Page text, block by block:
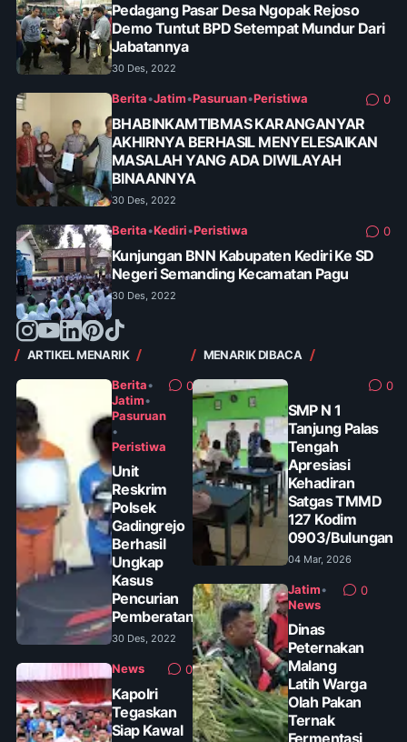
Pedagang Pasar Desa Ngopak Rejoso
Demo Tuntut BPD Setempat Mundur Dari
Jabatannya
30 Des, 2022
Berita•Jatim•Pasuruan•Peristiwa 0
BHABINKAMTIBMAS KARANGANYAR
AKHIRNYA BERHASIL MENYELESAIKAN
MASALAH YANG ADA DIWILAYAH
BINAANNYA
30 Des, 2022
Berita•Kediri•Peristiwa 0
Kunjungan BNN Kabupaten Kediri Ke SD
Negeri Semanding Kecamatan Pagu
30 Des, 2022
ARTIKEL MENARIK
Berita•
Jatim•
Pasuruan
•
Peristiwa
0
Unit
Reskrim
Polsek
Gadingrejo
Berhasil
Ungkap
Kasus
Pencurian
Pemberatan
30 Des, 2022
News 0
Kapolri
Tegaskan
Siap Kawal
MENARIK DIBACA
0
SMP N 1
Tanjung Palas
Tengah
Apresiasi
Kehadiran
Satgas TMMD
127 Kodim
0903/Bulungan
04 Mar, 2026
Jatim•
News
0
Dinas
Peternakan
Malang
Latih Warga
Olah Pakan
Ternak
Fermentasi